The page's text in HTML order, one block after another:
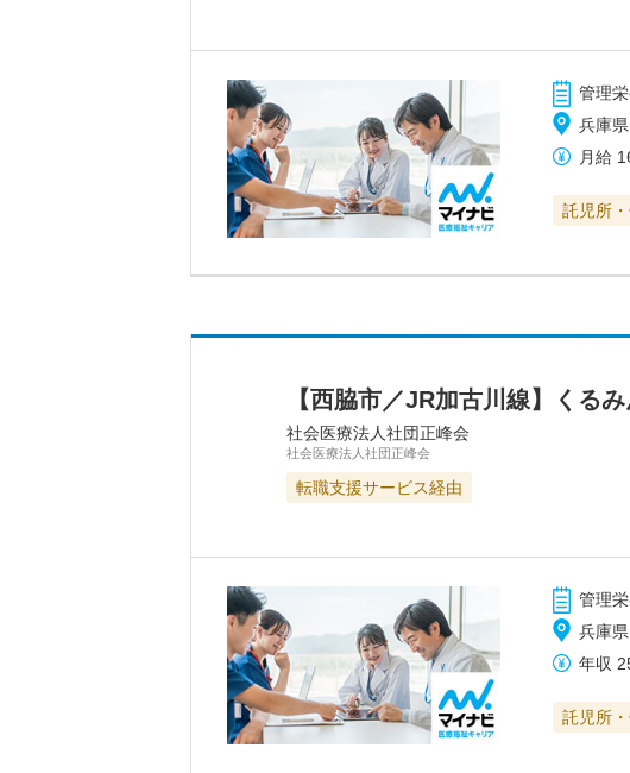
管理
兵庫
月給
託児所
【西脇市／JR加古川線】くる
社会医療法人社団正峰会
社会医療法人社団正峰会
転職支援サービス経由
管理
兵庫
年収
託児所